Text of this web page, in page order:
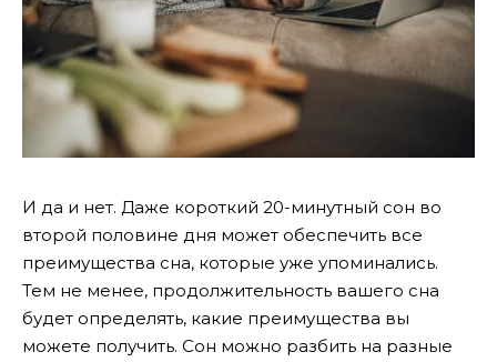
И да и нет. Даже короткий 20-минутный сон во
второй половине дня может обеспечить все
преимущества сна, которые уже упоминались.
Тем не менее, продолжительность вашего сна
будет определять, какие преимущества вы
можете получить. Сон можно разбить на разные